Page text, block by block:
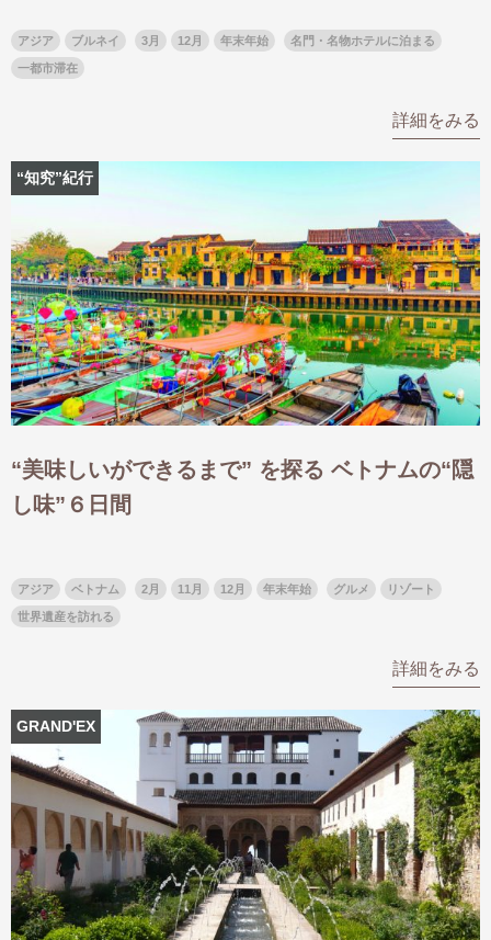
アジア ブルネイ 3月 12月 年末年始 名門・名物ホテルに泊まる
一都市滞在
詳細をみる
“知究”紀行
“美味しいができるまで” を探る ベトナムの“隠
し味”６日間
アジア ベトナム 2月 11月 12月 年末年始 グルメ リゾート
世界遺産を訪れる
詳細をみる
GRAND'EX